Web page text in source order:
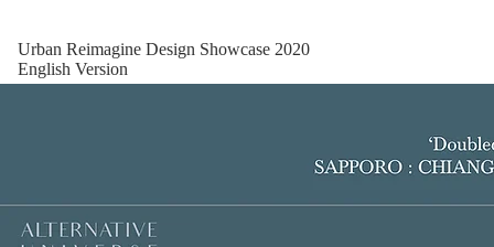
Urban Reimagine Design Showcase 2020
English Version